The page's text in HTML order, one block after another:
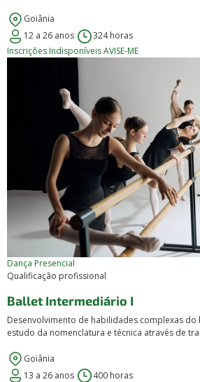
Goiânia
12 a 26 anos
324 horas
Inscrições IndisponíveisAVISE-ME
Dança Presencial
Qualificação profissional
Ballet Intermediário I
Desenvolvimento de habilidades complexas
estudo da nomenclatura e técnica através de
Goiânia
13 a 26 anos
400 horas